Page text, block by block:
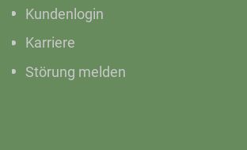
Kundenlogin
Karriere
Störung melden